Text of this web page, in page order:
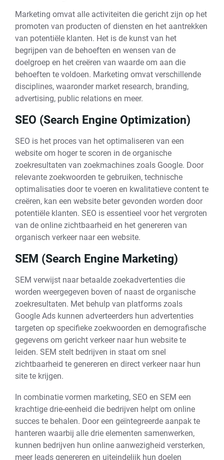
Marketing omvat alle activiteiten die gericht zijn op het
promoten van producten of diensten en het aantrekken
van potentiële klanten. Het is de kunst van het
begrijpen van de behoeften en wensen van de
doelgroep en het creëren van waarde om aan die
behoeften te voldoen. Marketing omvat verschillende
disciplines, waaronder market research, branding,
advertising, public relations en meer.
SEO (Search Engine Optimization)
SEO is het proces van het optimaliseren van een
website om hoger te scoren in de organische
zoekresultaten van zoekmachines zoals Google. Door
relevante zoekwoorden te gebruiken, technische
optimalisaties door te voeren en kwalitatieve content te
creëren, kan een website beter gevonden worden door
potentiële klanten. SEO is essentieel voor het vergroten
van de online zichtbaarheid en het genereren van
organisch verkeer naar een website.
SEM (Search Engine Marketing)
SEM verwijst naar betaalde zoekadvertenties die
worden weergegeven boven of naast de organische
zoekresultaten. Met behulp van platforms zoals
Google Ads kunnen adverteerders hun advertenties
targeten op specifieke zoekwoorden en demografische
gegevens om gericht verkeer naar hun website te
leiden. SEM stelt bedrijven in staat om snel
zichtbaarheid te genereren en direct verkeer naar hun
site te krijgen.
In combinatie vormen marketing, SEO en SEM een
krachtige drie-eenheid die bedrijven helpt om online
succes te behalen. Door een geïntegreerde aanpak te
hanteren waarbij alle drie elementen samenwerken,
kunnen bedrijven hun online aanwezigheid versterken,
meer leads genereren en uiteindelijk hun doelen